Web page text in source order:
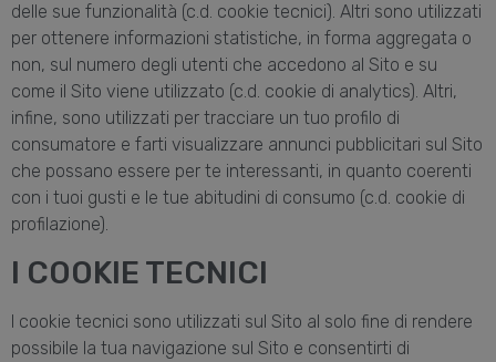
delle sue funzionalità (c.d. cookie tecnici). Altri sono utilizzati
per ottenere informazioni statistiche, in forma aggregata o
non, sul numero degli utenti che accedono al Sito e su
come il Sito viene utilizzato (c.d. cookie di analytics). Altri,
infine, sono utilizzati per tracciare un tuo profilo di
consumatore e farti visualizzare annunci pubblicitari sul Sito
che possano essere per te interessanti, in quanto coerenti
con i tuoi gusti e le tue abitudini di consumo (c.d. cookie di
profilazione).
I COOKIE TECNICI
I cookie tecnici sono utilizzati sul Sito al solo fine di rendere
possibile la tua navigazione sul Sito e consentirti di